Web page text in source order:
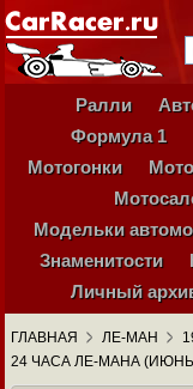
Ралли
Формула 1
Мотогонки
Модельки
Знаменитости
Личный
ГЛАВНАЯ ЛЕ-МАН
24 ЧАСА ЛЕ-МАНА